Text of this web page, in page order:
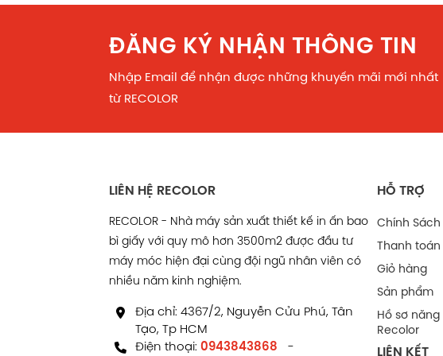
ĐĂNG KÝ NHẬN THÔNG TIN
Nhập Email để nhận được những khuyến mãi mới nhất
từ RECOLOR
LIÊN HỆ RECOLOR
RECOLOR - Nhà máy sản xuất thiết kế in ấn bao
bì giấy với quy mô hơn 3500m2 được đầu tư
máy móc hiện đại cùng đội ngũ nhân viên có
nhiều năm kinh nghiệm.
Địa chỉ: 4367/2, Nguyễn Cửu Phú, Tân
Tạo, Tp HCM
Điện thoại: 0943843868
-
HỖ TRỢ
Chính
Thanh toán
Giỏ hàng
Sản phẩm
Hồ sơ
Recolor
LIÊN KẾT